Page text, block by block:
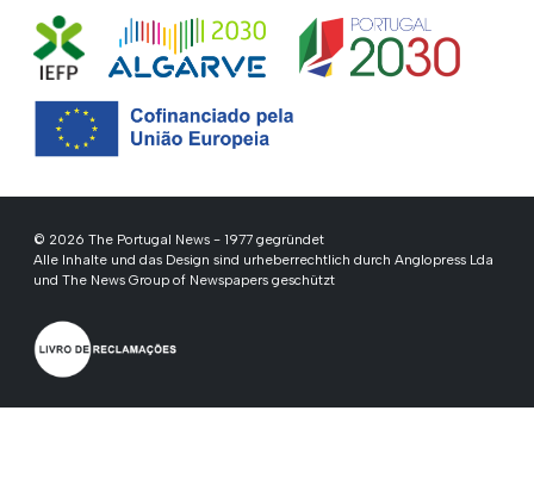
© 2026 The Portugal News - 1977 gegründet
Alle Inhalte und das Design sind urheberrechtlich durch Anglopress Lda
und The News Group of Newspapers geschützt